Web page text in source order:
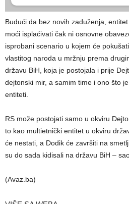
Budući da bez novih zaduženja,
moći isplaćivati čak ni osnovne
isprobani scenario u kojem će
vlastitog naroda u mržnju prema
državu BiH, koja je postojala i prije
dejtonski mir, a samim time i ono što
entiteti.
RS može postojati samo u okviru
to kao multietnički entitet u okviru
će nestati, a Dodik će završiti na
su do sada kidisali na državu BiH –
(Avaz.ba)